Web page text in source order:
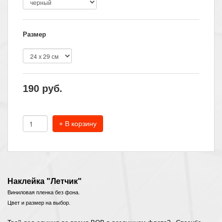
Размер
190 руб.
+ В корзину
Наклейка "Летчик"
Виниловая пленка без фона.
Цвет и размер на выбор.